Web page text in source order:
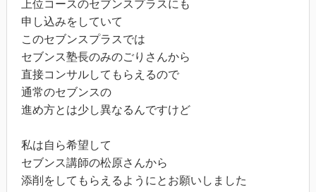
上位コースのセブンスプラスにも
申し込みをしていて
このセブンスプラスでは
セブンス塾長のみのごりさんから
直接コンサルしてもらえるので
通常のセブンスの
進め方とは少し異なるんですけど
私は自ら希望して
セブンス講師の松原さんから
添削をしてもらえるようにとお願いしました